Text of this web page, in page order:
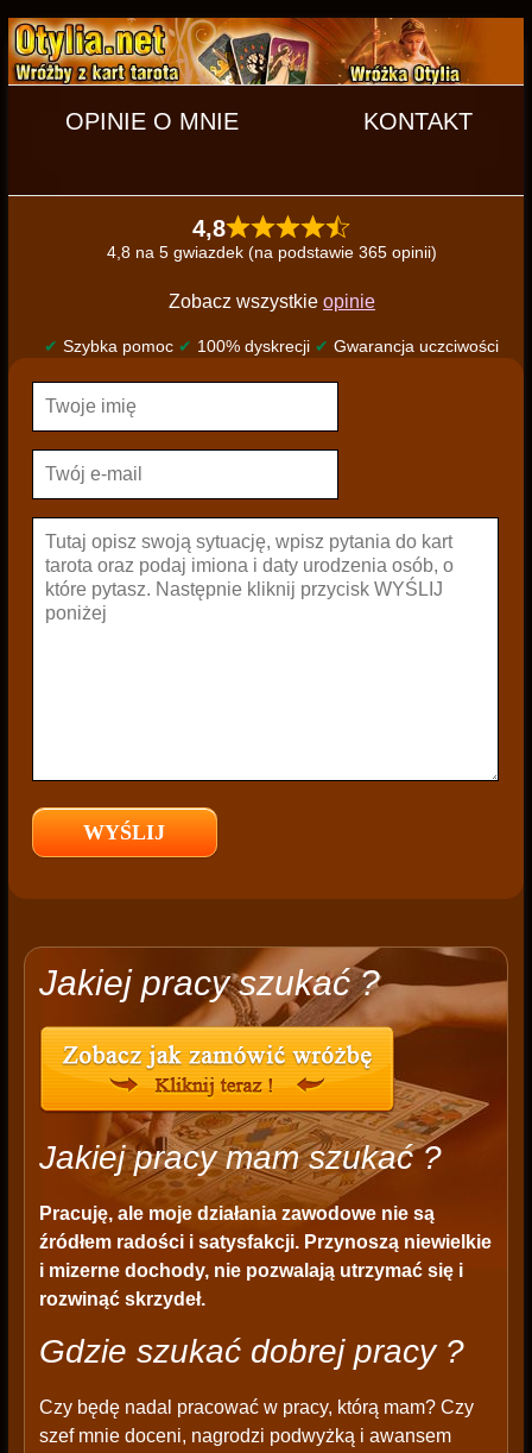
OPINIE O MNIE KONTAKT
4,8
4,8 na 5 gwiazdek (na podstawie 365 opinii)
Zobacz wszystkie opinie
✔ Szybka pomoc ✔ 100% dyskrecji ✔ Gwarancja uczciwości
Jakiej pracy szukać ?
Jakiej pracy mam szukać ?
Pracuję, ale moje działania zawodowe nie są
źródłem radości i satysfakcji. Przynoszą niewielkie
i mizerne dochody, nie pozwalają utrzymać się i
rozwinąć skrzydeł.
Gdzie szukać dobrej pracy ?
Czy będę nadal pracować w pracy, którą mam? Czy
szef mnie doceni, nagrodzi podwyżką i awansem